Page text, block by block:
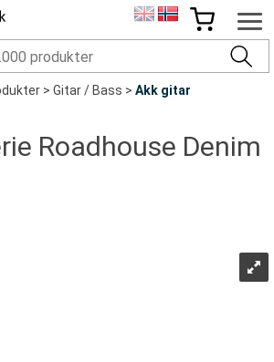
>Gitar / Bass>Akk gitar
Roadhouse Denim